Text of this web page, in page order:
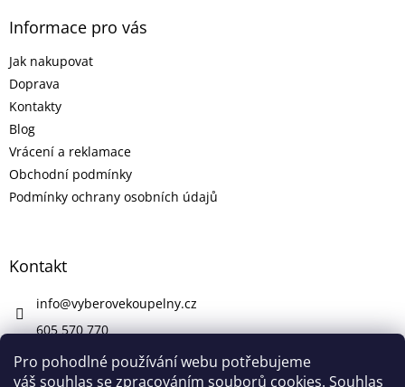
Pro pohodlné používání webu potřebujeme
váš souhlas se zpracováním souborů cookies. Souhlas
Informace pro vás
Jak nakupovat
Doprava
Kontakty
Blog
Vrácení a reklamace
Obchodní podmínky
Podmínky ochrany osobních údajů
Kontakt
info@vyberovekoupelny.cz
605 570 770
https://www.facebook.com/vyberovekoupelny/